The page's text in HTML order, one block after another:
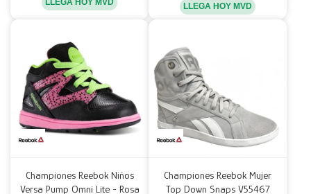
LLEGA HOY MVD LLEGA HOY MVD
Championes Reebok Niños
Versa Pump Omni Lite - Rosa
Championes Reebok Mujer
Top Down Snaps V55467